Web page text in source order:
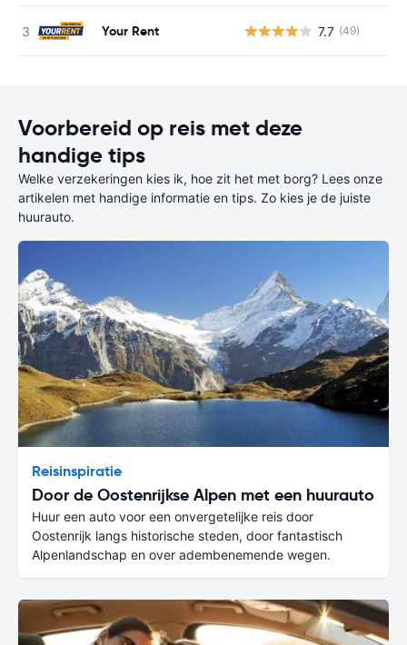
Your Rent 7.7 (49)
Voorbereid op reis met deze
handige tips
Welke verzekeringen kies ik, hoe zit het met borg? Lees onze
artikelen met handige informatie en tips. Zo kies je de juiste
huurauto.
Reisinspiratie
Door de Oostenrijkse Alpen met een huurauto
Huur een auto voor een onvergetelijke reis door
Oostenrijk langs historische steden, door fantastisch
Alpenlandschap en over adembenemende wegen.